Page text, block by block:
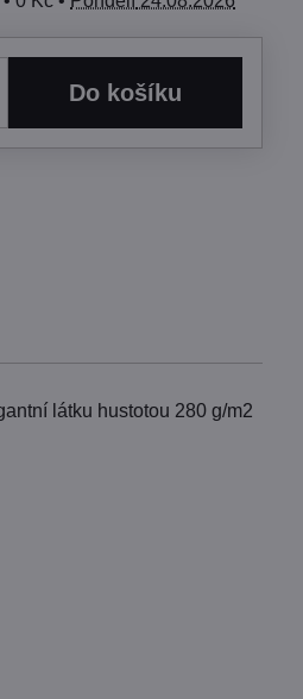
Do košíku
látku hustotou 280 g/m2